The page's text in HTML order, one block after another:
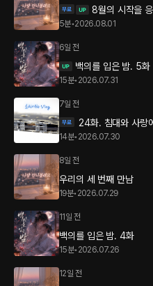
8월의 시작을
5분•2026.08.01
6일 전
백의를 입은 밤. 5화
15분• 2026.07.31
7일 전
24화. 침대와 사랑
14분• 2026.07.30
8일 전
우리의 세 번째 만남
19분• 2026.07.29
11일 전
백의를 입은 밤. 4화
15분• 2026.07.26
12일 전